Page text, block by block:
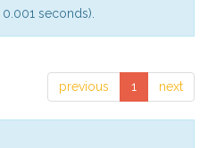
seconds).
previous 1 next